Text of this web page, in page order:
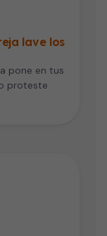
lave los
pone en tus
proteste